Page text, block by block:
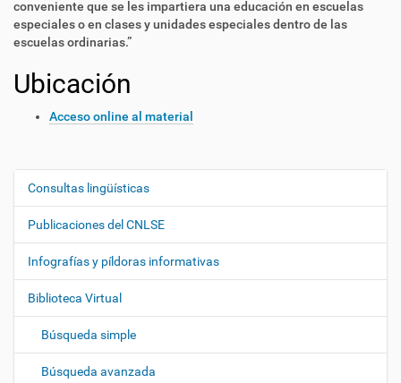
conveniente que se les impartiera una educación en escuelas
especiales o en clases y unidades especiales dentro de las
escuelas ordinarias.”
Ubicación
Acceso online al material
N
e
g
a
i
Consultas lingüísticas
Publicaciones del CNLSE
Infografías y píldoras informativas
Biblioteca Virtual
Búsqueda simple
Búsqueda avanzada